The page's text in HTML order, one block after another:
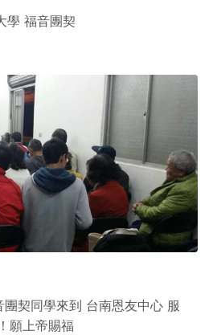
學 福音團契
契同學來到 台南恩友中心 服
願上帝賜福